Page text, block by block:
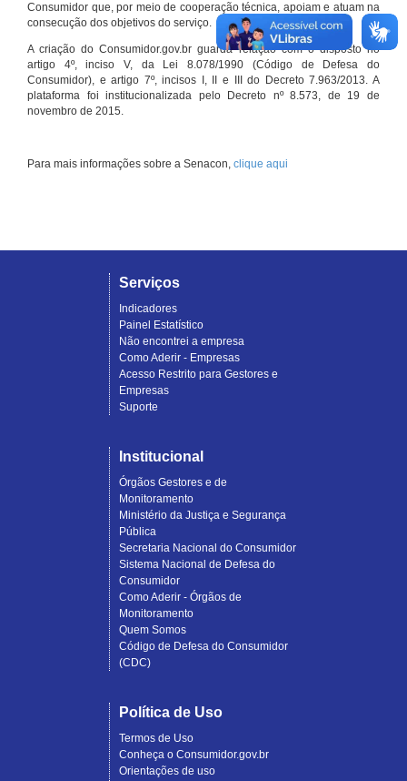
Consumidor que, por meio de cooperação técnica, apoiam e atuam na
consecução dos objetivos do serviço.
A criação do Consumidor.gov.br guarda relação com o disposto no
artigo 4º, inciso V, da Lei 8.078/1990 (Código de Defesa do
Consumidor), e artigo 7º, incisos I, II e III do Decreto 7.963/2013. A
plataforma foi institucionalizada pelo Decreto nº 8.573, de 19 de
novembro de 2015.
Para mais informações sobre a Senacon, clique aqui
Serviços
Indicadores
Painel Estatístico
Não encontrei a empresa
Como Aderir - Empresas
Acesso Restrito para Gestores e
Empresas
Suporte
Institucional
Órgãos Gestores e de
Monitoramento
Ministério da Justiça e Segurança
Pública
Secretaria Nacional do Consumidor
Sistema Nacional de Defesa do
Consumidor
Como Aderir - Órgãos de
Monitoramento
Quem Somos
Código de Defesa do Consumidor
(CDC)
Política de Uso
Termos de Uso
Conheça o Consumidor.gov.br
Orientações de uso